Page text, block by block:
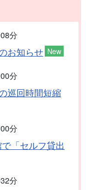
分
お知らせ New
分
巡回時間短縮
分
「セルフ貸出
分